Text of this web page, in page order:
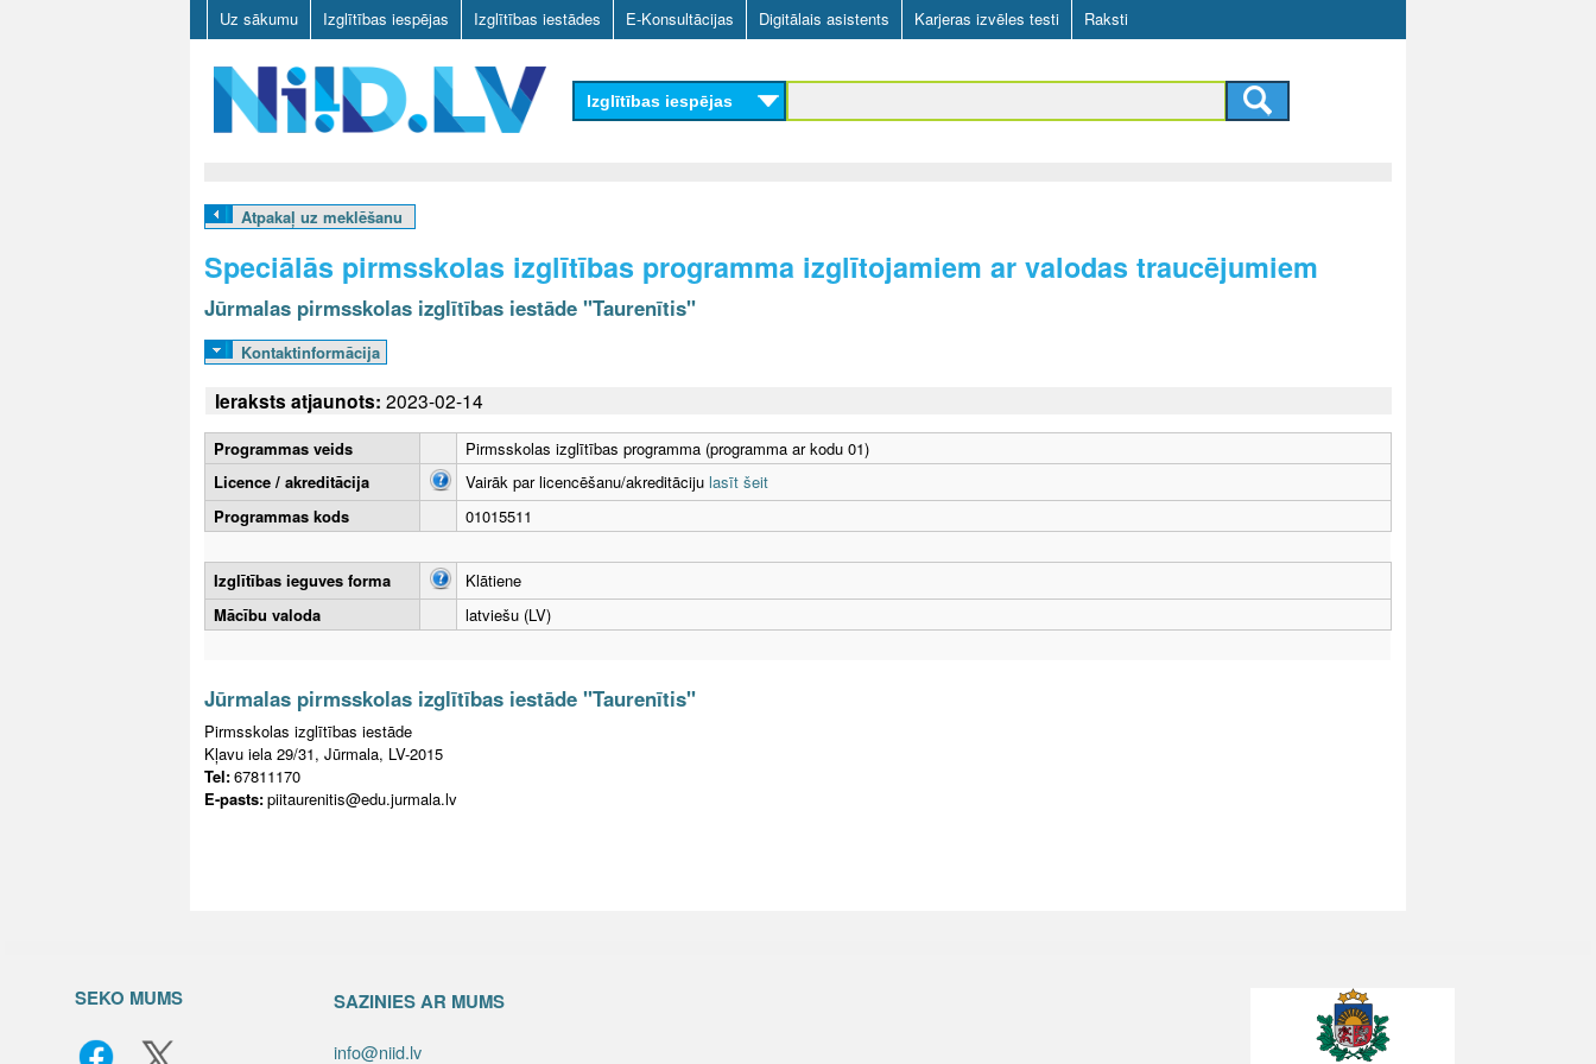
Skip
to
main
content
Uz sākumu Izglītības iespējas Izglītības iestādes E-Konsultācijas Digitālais asistents Karjeras izvēles testi Raksti
D
V
Izglītības iespējas
Atpakaļ uz meklēšanu
Speciālās pirmsskolas izglītības programma izglītojamiem ar valodas traucējumiem
Jūrmalas pirmsskolas izglītības iestāde "Taurenītis"
Kontaktinformācija
Ieraksts atjaunots: 2023-02-14
Programmas veids
Pirmsskolas izglītības programma (programma ar kodu 01)
Licence / akreditācija
Vairāk par licencēšanu/akreditāciju lasīt šeit
Programmas kods
01015511
Izglītības ieguves forma
Klātiene
Mācību valoda
latviešu (LV)
Jūrmalas pirmsskolas izglītības iestāde "Taurenītis"
Pirmsskolas izglītības iestāde
Kļavu iela 29/31, Jūrmala, LV-2015
Tel:67811170
E-pasts:piitaurenitis@edu.jurmala.lv
SEKO MUMS SAZINIES AR MUMS
info@niid.lv